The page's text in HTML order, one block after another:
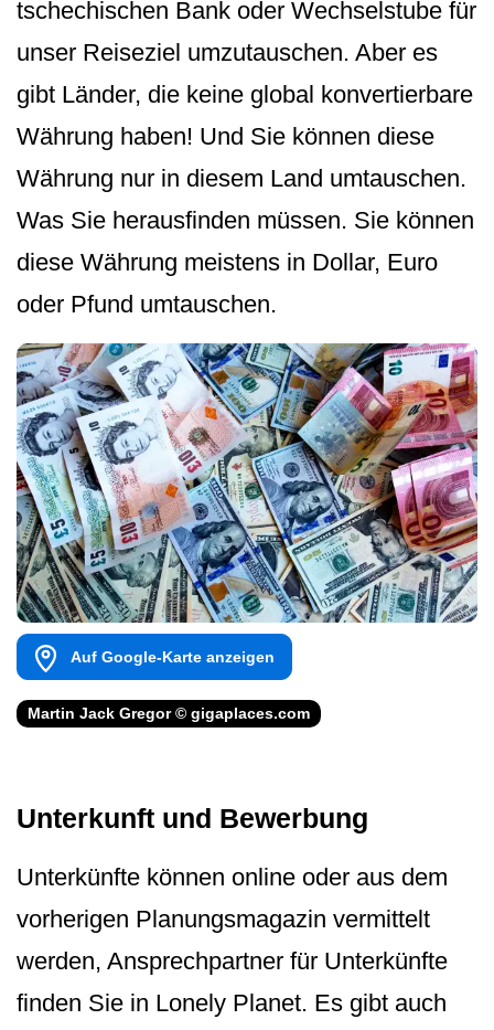
tschechischen Bank oder Wechselstube für
unser Reiseziel umzutauschen. Aber es
gibt Länder, die keine global konvertierbare
Währung haben! Und Sie können diese
Währung nur in diesem Land umtauschen.
Was Sie herausfinden müssen. Sie können
diese Währung meistens in Dollar, Euro
oder Pfund umtauschen.
Auf Google-Karte anzeigen
Martin Jack Gregor © gigaplaces.com
Unterkunft und Bewerbung
Unterkünfte können online oder aus dem
vorherigen Planungsmagazin vermittelt
werden, Ansprechpartner für Unterkünfte
finden Sie in Lonely Planet. Es gibt auch